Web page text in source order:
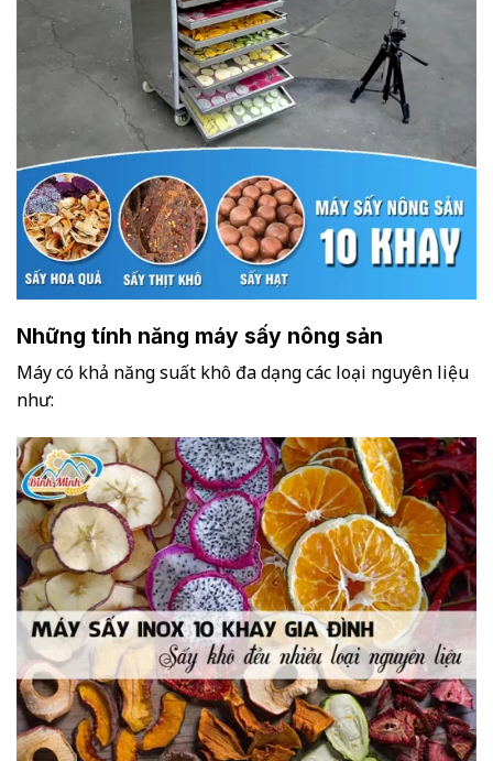
Những tính năng máy sấy nông sản
Máy có khả năng suất khô đa dạng các loại nguyên liệu
như: